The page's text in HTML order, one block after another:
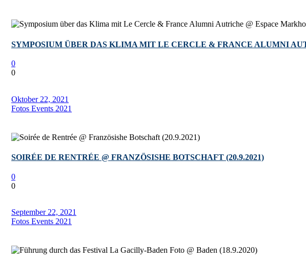
SYMPOSIUM ÜBER DAS KLIMA MIT LE CERCLE & FRANCE ALUMNI
0
0
Oktober 22, 2021
Fotos Events 2021
SOIRÉE DE RENTRÉE @ FRANZÖSISHE BOTSCHAFT (20.9.2021)
0
0
September 22, 2021
Fotos Events 2021